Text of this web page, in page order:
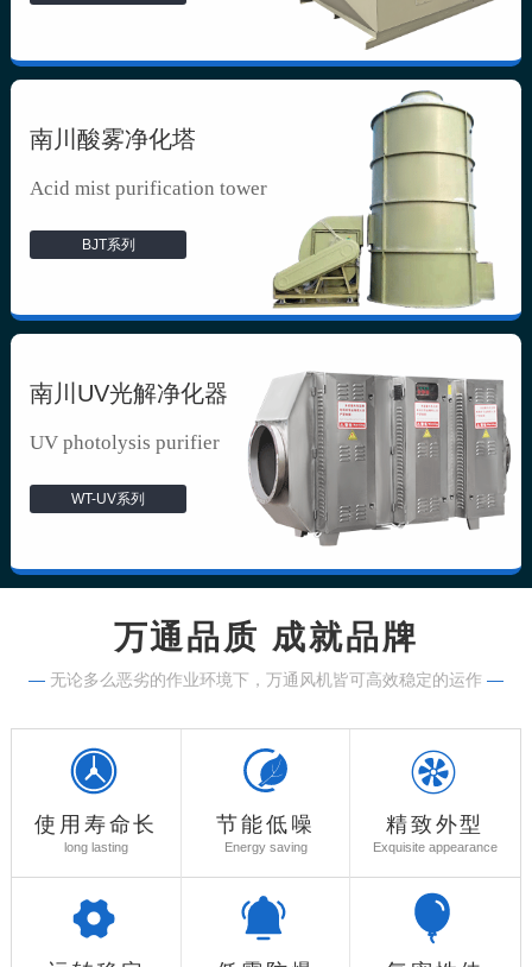
南川酸雾净化塔
Acid mist purification tower
BJT系列
南川UV光解净化器
UV photolysis purifier
WT-UV系列
万通品质 成就品牌
— 无论多么恶劣的作业环境下，万通风机皆可高效稳定的运作 —
使用寿命长
long lasting
节能低噪
Energy saving
精致外型
Exquisite appearance